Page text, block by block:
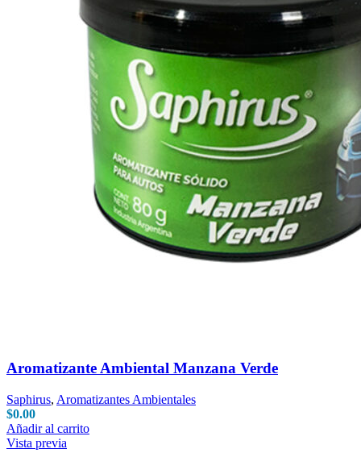
Aromatizante Ambiental Manzana Verde
Saphirus, Aromatizantes Ambientales
$0.00
Añadir al carrito
Vista previa